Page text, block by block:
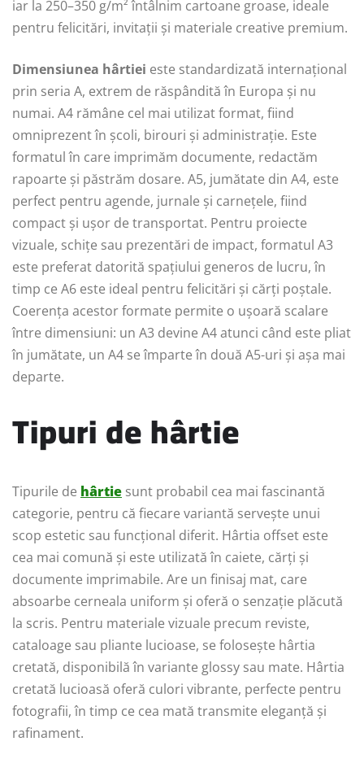
iar la 250–350 g/m² întâlnim cartoane groase, ideale
pentru felicitări, invitații și materiale creative premium.
Dimensiunea hârtiei este standardizată internațional
prin seria A, extrem de răspândită în Europa și nu
numai. A4 rămâne cel mai utilizat format, fiind
omniprezent în școli, birouri și administrație. Este
formatul în care imprimăm documente, redactăm
rapoarte și păstrăm dosare. A5, jumătate din A4, este
perfect pentru agende, jurnale și carnețele, fiind
compact și ușor de transportat. Pentru proiecte
vizuale, schițe sau prezentări de impact, formatul A3
este preferat datorită spațiului generos de lucru, în
timp ce A6 este ideal pentru felicitări și cărți poștale.
Coerența acestor formate permite o ușoară scalare
între dimensiuni: un A3 devine A4 atunci când este pliat
în jumătate, un A4 se împarte în două A5-uri și așa mai
departe.
Tipuri de hârtie
Tipurile de hârtie sunt probabil cea mai fascinantă
categorie, pentru că fiecare variantă servește unui
scop estetic sau funcțional diferit. Hârtia offset este
cea mai comună și este utilizată în caiete, cărți și
documente imprimabile. Are un finisaj mat, care
absoarbe cerneala uniform și oferă o senzație plăcută
la scris. Pentru materiale vizuale precum reviste,
cataloage sau pliante lucioase, se folosește hârtia
cretată, disponibilă în variante glossy sau mate. Hârtia
cretată lucioasă oferă culori vibrante, perfecte pentru
fotografii, în timp ce cea mată transmite eleganță și
rafinament.